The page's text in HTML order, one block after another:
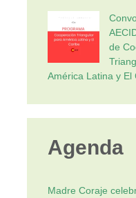
de
América Latina y El
Agenda
Madre Coraje